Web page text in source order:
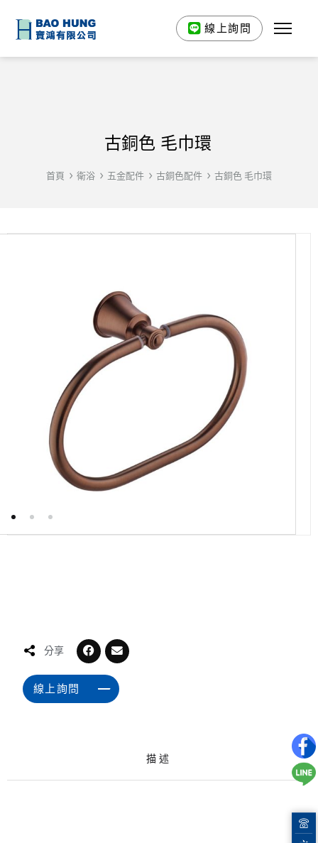
線上詢問
古銅色 毛巾環
首頁 衛浴 五金配件 古銅色配件 古銅色 毛巾環
分享
線上詢問
描述